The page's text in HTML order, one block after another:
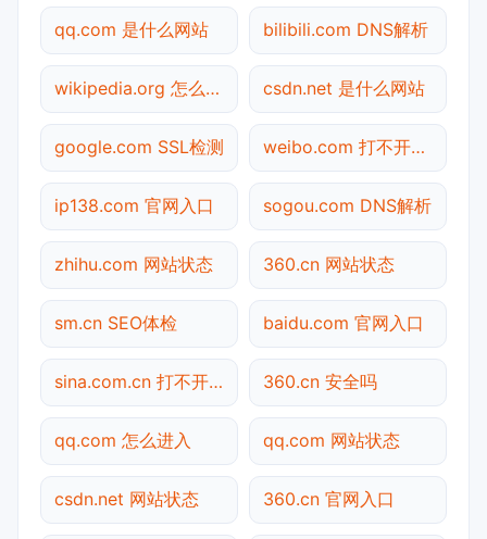
qq.com 是什么网站 bilibili.com DNS解析
wikipedia.org 怎么进入 csdn.net 是什么网站
google.com SSL检测 weibo.com 打不开检测
ip138.com 官网入口 sogou.com DNS解析
zhihu.com 网站状态 360.cn 网站状态
sm.cn SEO体检 baidu.com 官网入口
sina.com.cn 打不开检测 360.cn 安全吗
qq.com 怎么进入 qq.com 网站状态
csdn.net 网站状态 360.cn 官网入口